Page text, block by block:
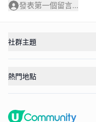
發表第一個留言...
社群主題
熱門地點